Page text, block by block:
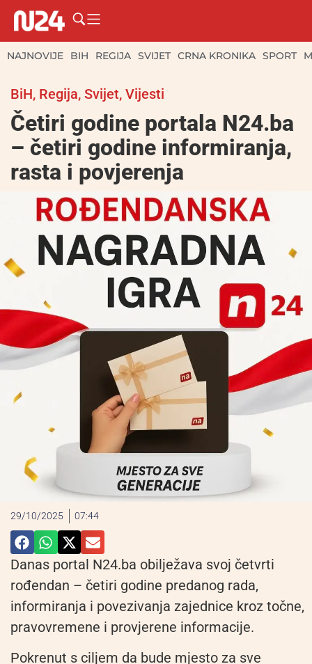
NAJNOVIJE BIH REGIJA SVIJET CRNA KRONIKA SPORT
BiH, Regija, Svijet, Vijesti
Četiri godine portala N24.ba
– četiri godine informiranja,
rasta i povjerenja
29/10/2025 07:44
Danas portal N24.ba obilježava svoj četvrti
rođendan – četiri godine predanog rada,
informiranja i povezivanja zajednice kroz točne,
pravovremene i provjerene informacije.
Pokrenut s ciljem da bude mjesto za sve